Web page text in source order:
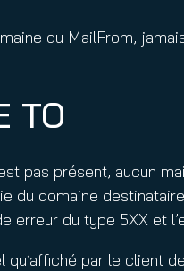
du MailFrom,
TO
pas présent, aucun
domaine
du type 5XX et
par le client